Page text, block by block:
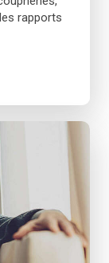
rapports